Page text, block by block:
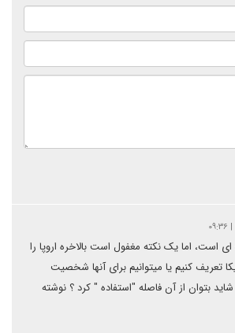
ای است، اما یک نکته مغفول است بالاخره اروپا را
تعریف کنیم یا میتوانیم برای آنها شخصیت
بتوان از آن فاصله "استفاده " کرد ؟ نوشته